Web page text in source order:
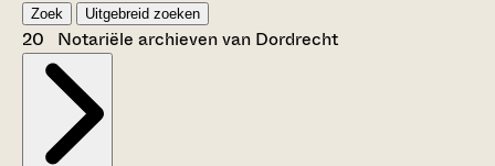
Zoek Uitgebreid zoeken
20 Notariële archieven van Dordrecht